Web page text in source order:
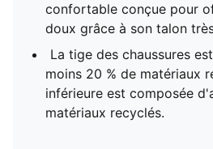
confortable conçue pour
doux grâce à son talon
La tige des chaussures
moins 20 % de matériaux
inférieure est composée
matériaux recyclés.